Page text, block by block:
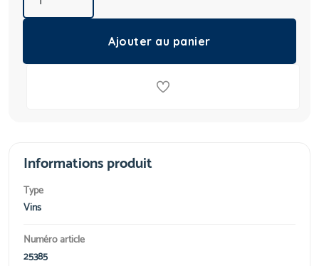
Ajouter au panier
Informations produit
Type
Vins
Numéro article
25385